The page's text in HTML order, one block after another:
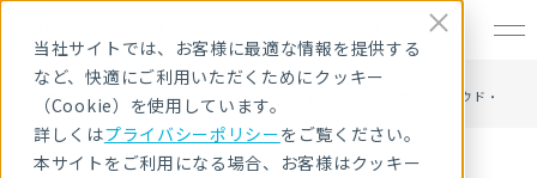
当社サイトでは、お客様に最適な情報を提供する
など、快適にご利用いただくためにクッキー
（Cookie）を使用しています。
詳しくはプライバシーポリシーをご覧ください。
本サイトをご利用になる場合、お客様はクッキー
HOME
セキュリティセミナー・イベント
特権ID管理ツール「SecureCube Access Check」徹底解説セミナー～クラウド・
DX時代のセキュリティ強化と運用負荷の最適化～